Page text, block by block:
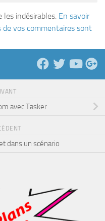
les indésirables. En savoir
de vos commentaires sont
avec Tasker
dans un scénario